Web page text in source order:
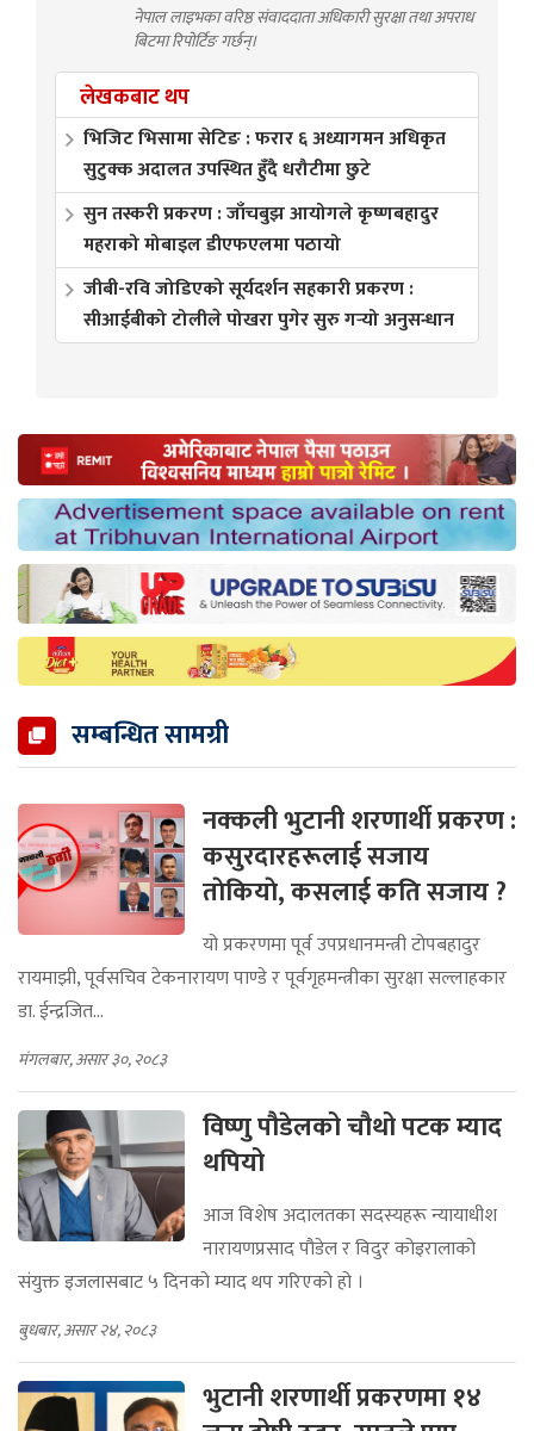
नेपाल लाइभका वरिष्ठ संवाददाता अधिकारी सुरक्षा तथा अपराध
बिटमा रिपोर्टिङ गर्छन्।
लेखकबाट थप
भिजिट भिसामा सेटिङ : फरार ६ अध्यागमन अधिकृत
सुटुक्क अदालत उपस्थित हुँदै धरौटीमा छुटे
सुन तस्करी प्रकरण : जाँचबुझ आयोगले कृष्णबहादुर
महराको मोबाइल डीएफएलमा पठायो
जीबी-रवि जोडिएको सूर्यदर्शन सहकारी प्रकरण :
सीआईबीको टोलीले पोखरा पुगेर सुरु गर्‍यो अनुसन्धान
सम्बन्धित सामग्री
नक्कली भुटानी शरणार्थी प्रकरण :
कसुरदारहरूलाई सजाय
ताेकियाे, कसलाई कति सजाय ?
यो प्रकरणमा पूर्व उपप्रधानमन्त्री टोपबहादुर
रायमाझी, पूर्वसचिव टेकनारायण पाण्डे र पूर्वगृहमन्त्रीका सुरक्षा सल्लाहकार
डा. ईन्द्रजित...
मंगलबार, असार ३०, २०८३
विष्णु पौडेलको चौथो पटक म्याद
थपियो
आज विशेष अदालतका सदस्यहरू न्यायाधीश
नारायणप्रसाद पौडेल र विदुर कोइरालाको
संयुक्त इजलासबाट ५ दिनको म्याद थप गरिएको हो ।
बुधबार, असार २४, २०८३
भुटानी शरणार्थी प्रकरणमा १४